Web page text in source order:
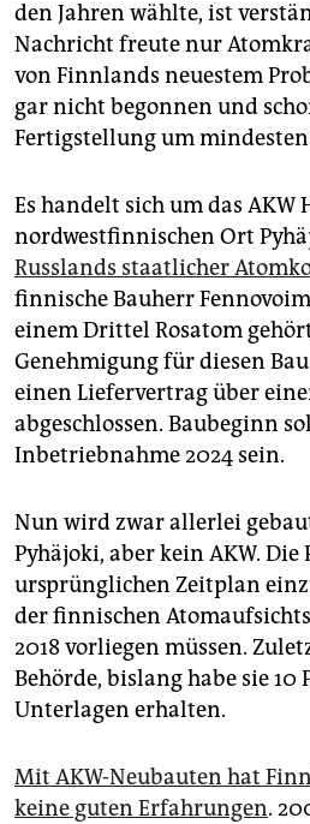
genossenschaft
epaper login
den Jahren wählte, ist
Nachricht freute nur
von Finnlands neuestem
gar nicht begonnen und
Fertigstellung um
Es handelt sich um das
nordwestfinnischen Ort
Russlands staatlicher
finnische Bauherr
einem Drittel Rosatom
Genehmigung für diesen
einen Liefervertrag über
abgeschlossen. Baubeginn
Inbetriebnahme 2024 sein.
Nun wird zwar allerlei
Pyhäjoki, aber kein AKW.
ursprünglichen Zeitplan
der finnischen
2018 vorliegen müssen.
Behörde, bislang habe sie 10
Unterlagen erhalten.
Mit AKW-Neubauten hat
keine guten Erfahrungen.